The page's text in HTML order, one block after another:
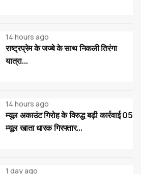
14 hours ago
राष्ट्रप्रेम के जज्बे के साथ निकली तिरंगा
यात्रा...
14 hours ago
म्यूल अकाउंट गिरोह के विरुद्ध बड़ी कार्रवाई 05
म्यूल खाता धारक गिरफ्तार...
1 day ago